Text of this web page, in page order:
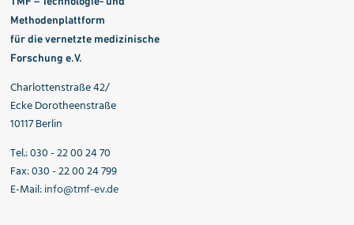
Methodenplattform
für die vernetzte medizinische
Forschung e.V.
Charlottenstraße 42/
Ecke Dorotheenstraße
10117 Berlin
Tel.: 030 - 22 00 24 70
Fax: 030 - 22 00 24 799
E-Mail:info@tmf-ev.de